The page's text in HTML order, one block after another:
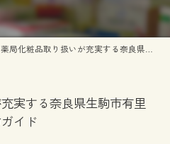
薬局化粧品取り扱いが充実する奈良県生駒市有里町の家族思いな選び方ガイド
実する奈良県生駒市有里
イド